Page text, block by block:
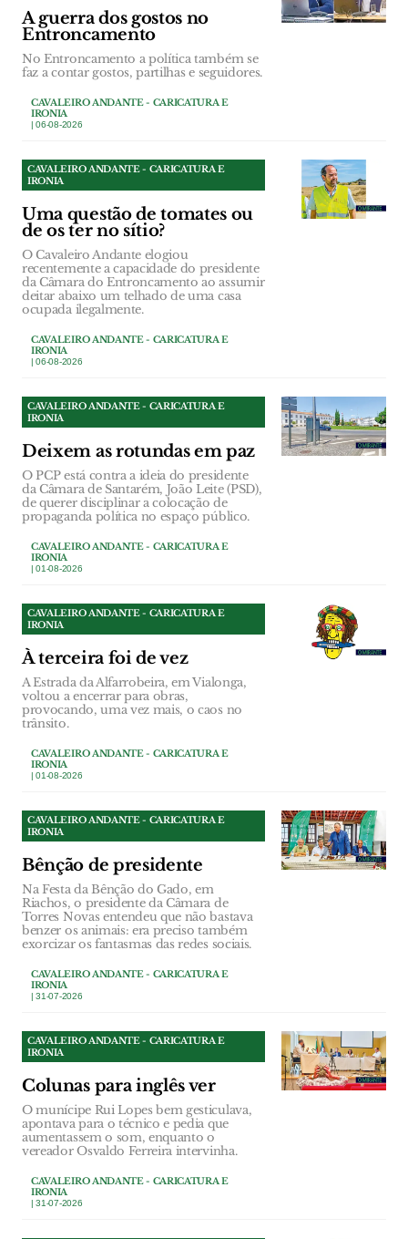
A guerra dos gostos no
Entroncamento
No Entroncamento a política também se
faz a contar gostos, partilhas e seguidores.
CAVALEIRO ANDANTE - CARICATURA E
IRONIA
| 06-08-2026
CAVALEIRO ANDANTE - CARICATURA E
IRONIA
Uma questão de tomates ou
de os ter no sítio?
O Cavaleiro Andante elogiou
recentemente a capacidade do presidente
da Câmara do Entroncamento ao assumir
deitar abaixo um telhado de uma casa
ocupada ilegalmente.
CAVALEIRO ANDANTE - CARICATURA E
IRONIA
| 06-08-2026
CAVALEIRO ANDANTE - CARICATURA E
IRONIA
Deixem as rotundas em paz
O PCP está contra a ideia do presidente
da Câmara de Santarém, João Leite (PSD),
de querer disciplinar a colocação de
propaganda política no espaço público.
CAVALEIRO ANDANTE - CARICATURA E
IRONIA
| 01-08-2026
CAVALEIRO ANDANTE - CARICATURA E
IRONIA
À terceira foi de vez
A Estrada da Alfarrobeira, em Vialonga,
voltou a encerrar para obras,
provocando, uma vez mais, o caos no
trânsito.
CAVALEIRO ANDANTE - CARICATURA E
IRONIA
| 01-08-2026
CAVALEIRO ANDANTE - CARICATURA E
IRONIA
Bênção de presidente
Na Festa da Bênção do Gado, em
Riachos, o presidente da Câmara de
Torres Novas entendeu que não bastava
benzer os animais: era preciso também
exorcizar os fantasmas das redes sociais.
CAVALEIRO ANDANTE - CARICATURA E
IRONIA
| 31-07-2026
CAVALEIRO ANDANTE - CARICATURA E
IRONIA
Colunas para inglês ver
O munícipe Rui Lopes bem gesticulava,
apontava para o técnico e pedia que
aumentassem o som, enquanto o
vereador Osvaldo Ferreira intervinha.
CAVALEIRO ANDANTE - CARICATURA E
IRONIA
| 31-07-2026